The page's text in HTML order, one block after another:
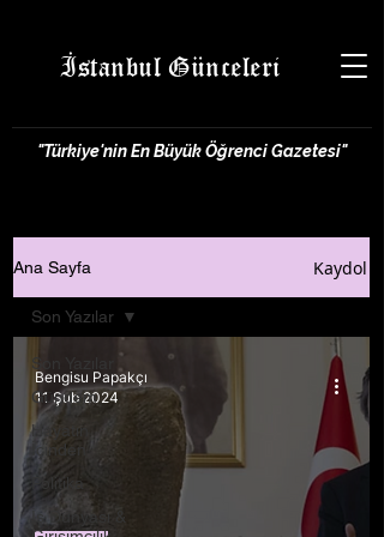
İstanbul Günceleri
"Türkiye'nin En Büyük Öğrenci Gazetesi"
Ana Sayfa Kaydol
Son Yazılar
Gündem
Hayatın
İçinden
Politika
İş Dünyası &
Son Yazılar
Bengisu Papakçı
11 Şub 2024